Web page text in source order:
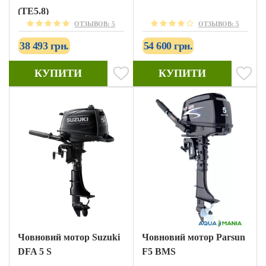
(TE5.8)
ОТЗЫВОВ: 5
38 493 грн.
КУПИТИ
ОТЗЫВОВ: 5
54 600 грн.
КУПИТИ
Човновий мотор Suzuki
DFA 5 S
Човновий мотор Parsun
F5 BMS